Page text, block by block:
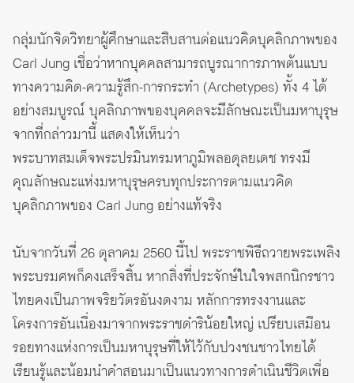
กลุ่มนักจิตวิทยาผู้ศึกษาและสืบสานต่อแนวคิดบุคลิกภาพของ
Carl Jung เชื่อว่าหากบุคคลสามารถบูรณาการภาพต้นแบบ
ทางความคิด-ความรู้สึก-การกระทำ (Archetypes) ทั้ง 4 ได้
อย่างสมบูรณ์ บุคลิกภาพของบุคคลจะมีลักษณะเป็นมหาบุรุษ
จากที่กล่าวมานี้ แสดงให้เห็นว่า
พระบาทสมเด็จพระปรมินทรมหาภูมิพลอดุลยเดช ทรงมี
คุณลักษณะแห่งมหาบุรุษครบทุกประการตามแนวคิด
บุคลิกภาพของ Carl Jung อย่างแท้จริง
นับจากวันที่ 26 ตุลาคม 2560 นี้ไป พระราชพิธีถวายพระเพลิง
พระบรมศพก็คงเสร็จสิ้น หากสิ่งที่ประจักษ์ในใจพสกนิกรชาว
ไทยคงเป็นภาพจริยวัตรอันงดงาม หลักการทรงงานและ
โครงการอันเนื่องมาจากพระราชดำริน้อยใหญ่ เปรียบเสมือน
รอยทางแห่งการเป็นมหาบุรุษที่ให้ไว้กับปวงชนชาวไทยได้
เรียนรู้และน้อมนำคำสอนมาเป็นแนวทางการดำเนินชีวิตเพื่อ